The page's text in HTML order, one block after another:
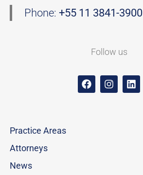
Phone: +55 11 3841-3900
Follow us
Practice Areas
Attorneys
News